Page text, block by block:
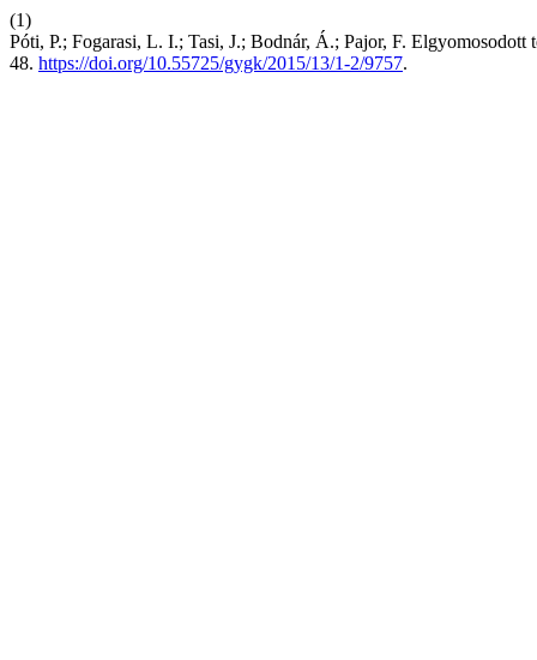
(1)
Póti, P.; Fogarasi, L. I.; Tasi, J.; Bodnár, Á.; Pajor, F.
48. https://doi.org/10.55725/gygk/2015/13/1-2/9757.